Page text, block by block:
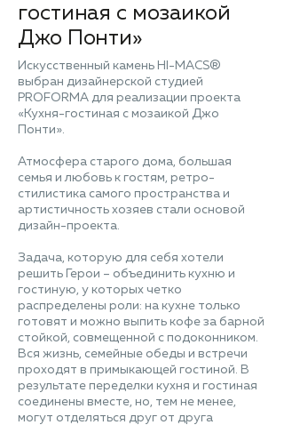
гостиная с мозаикой
Джо Понти»
Искусственный камень HI-MACS®
выбран дизайнерской студией
PROFORMA для реализации проекта
«Кухня-гостиная с мозаикой Джо
Понти».
Атмосфера старого дома, большая
семья и любовь к гостям, ретро-
стилистика самого пространства и
артистичность хозяев стали основой
дизайн-проекта.
Задача, которую для себя хотели
решить Герои – объединить кухню и
гостиную, у которых четко
распределены роли: на кухне только
готовят и можно выпить кофе за барной
стойкой, совмещенной с подоконником.
Вся жизнь, семейные обеды и встречи
проходят в примыкающей гостиной. В
результате переделки кухня и гостиная
соединены вместе, но, тем не менее,
могут отделяться друг от друга